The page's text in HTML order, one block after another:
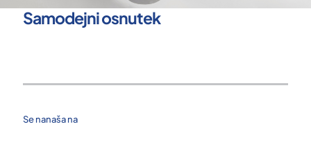
Samodejni osnutek
Se nanaša na